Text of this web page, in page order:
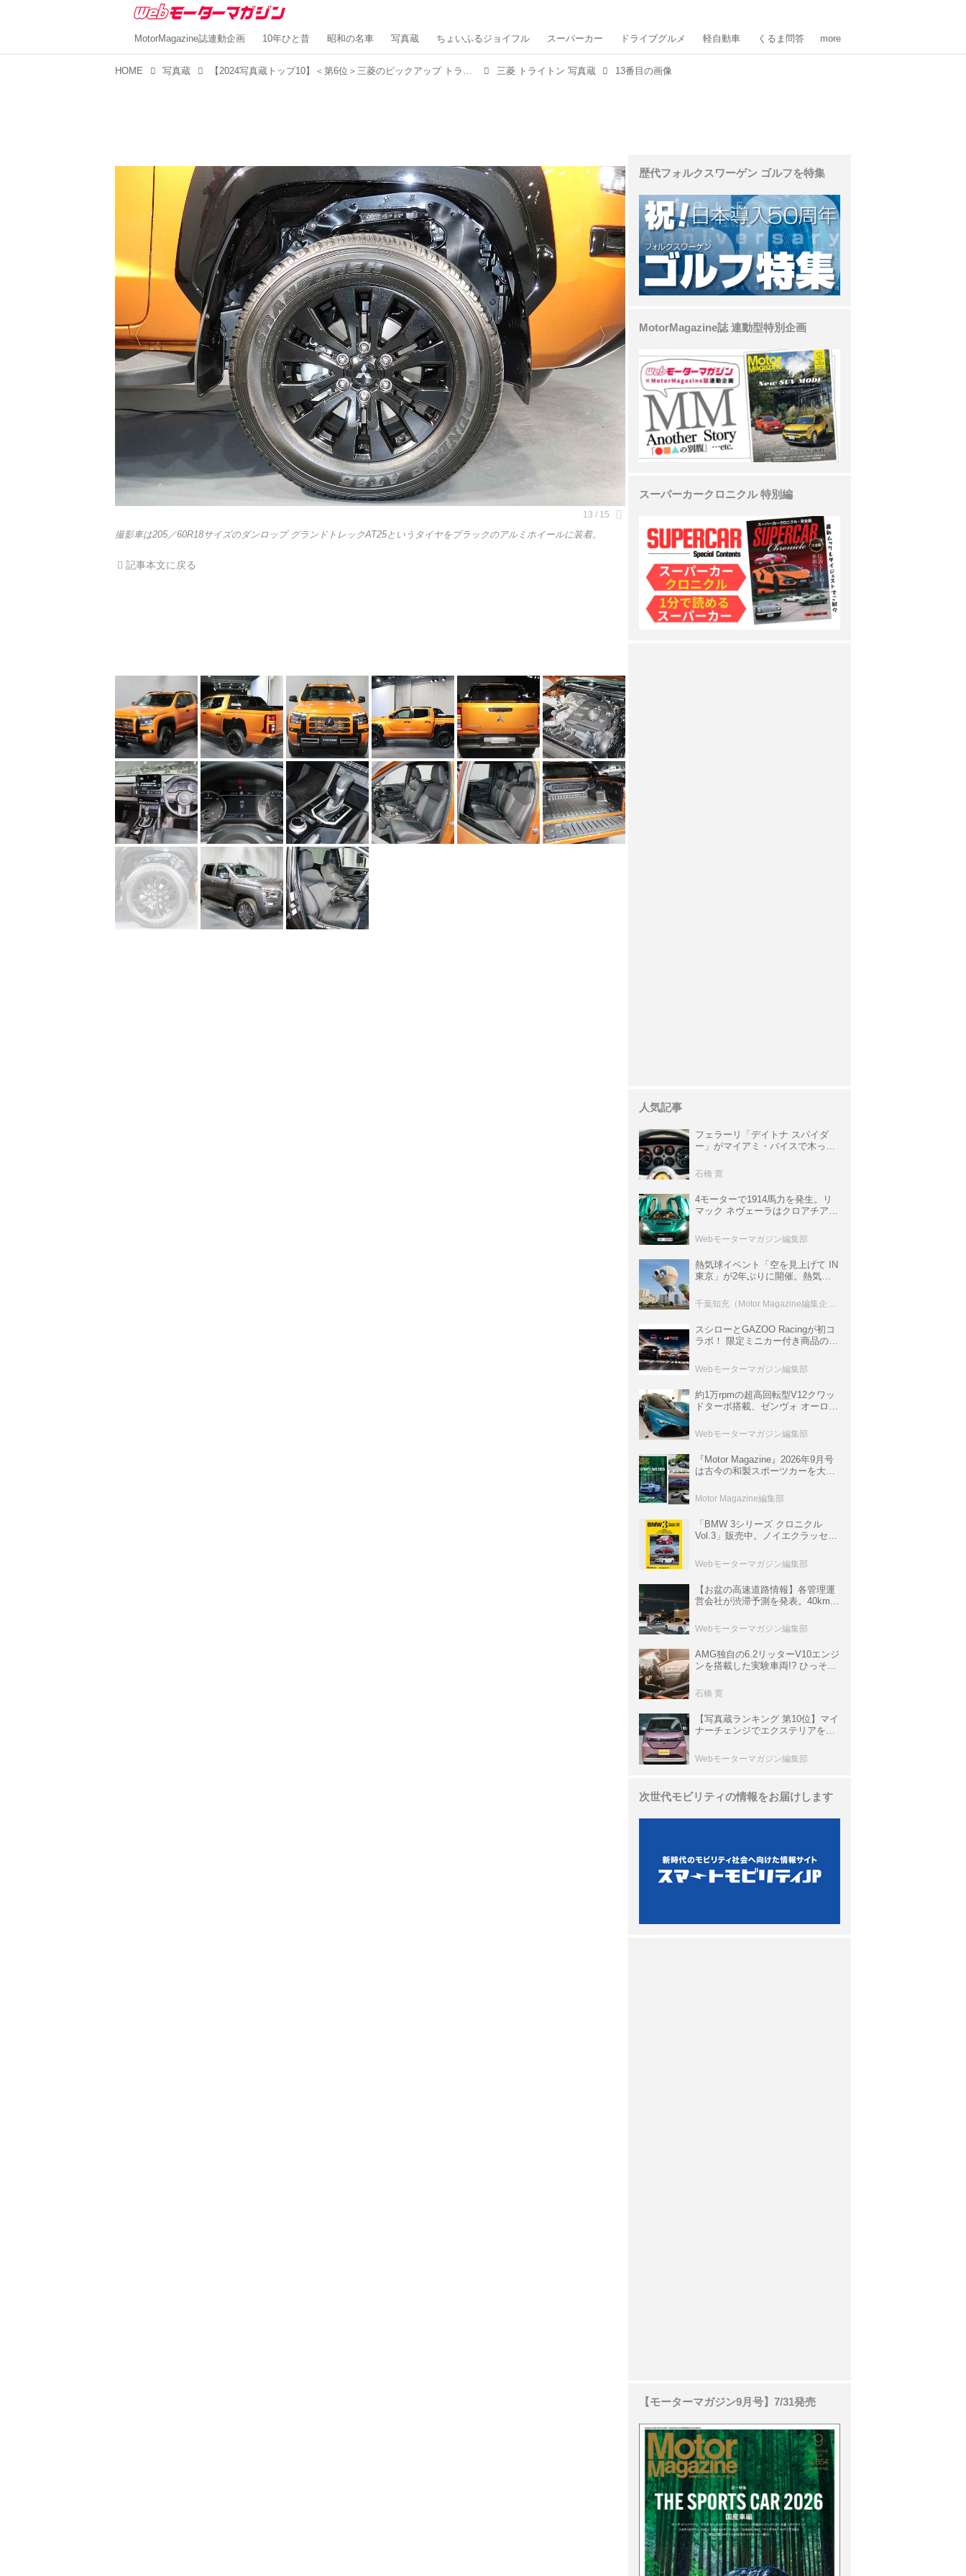
MotorMagazine誌連動企画 10年ひと昔 昭和の名車 写真蔵 ちょいふるジョイフル スーパーカー ドライブグルメ 軽自動車 くるま問答 more
HOME 写真蔵 【2024写真蔵トップ10】＜第6位＞三菱のピックアップ トラック「トライトン」がフルモデルチェンジで日本再上陸！ 三菱 トライトン 写真蔵 13番目の画像
撮影車は205／60R18サイズのダンロップ グランドトレックAT25というタイヤをブラックのアルミホイールに装着。
記事本文に戻る
歴代フォルクスワーゲン ゴルフを特集
MotorMagazine誌 連動型特別企画
スーパーカークロニクル 特別編
人気記事
フェラーリ「デイトナ スパイダ
ー」がマイアミ・バイスで木っ端
サ」に化けた理由
石橋 寛
4モーターで1914馬力を発生。リ
マック ネヴェーラはクロアチア発
ロニクル・完全版／115】
Webモーターマガジン編集部
熱気球イベント「空を見上げて IN
東京」が2年ぶりに開催。熱気球
室などのコンテンツも
千葉知充（Motor Magazine編集企画室）
スシローとGAZOO Racingが初コ
ラボ！ 限定ミニカー付き商品の
ト体験があたる抽選企画などを展
開
Webモーターマガジン編集部
約1万rpmの超高回転型V12クワッ
ドターボ搭載、ゼンヴォ オーロラ
イパーカー【スーパーカークロニ
クル・完全版／116】
Webモーターマガジン編集部
『Motor Magazine』2026年9月号
は古今の和製スポーツカーを大特
情報も満載
Motor Magazine編集部
「BMW 3シリーズ クロニクル
Vol.3」販売中。ノイエクラッセか
ムック
Webモーターマガジン編集部
【お盆の高速道路情報】各管理運
営会社が渋滞予測を発表。40km以
数ある
Webモーターマガジン編集部
AMG独自の6.2リッターV10エンジ
ンを搭載した実験車両!? ひっそり
P900 プロトタイプ」とは
石橋 寛
【写真蔵ランキング 第10位】マイ
ナーチェンジでエクステリアを刷
クラ」
Webモーターマガジン編集部
次世代モビリティの情報をお届けします
【モーターマガジン9月号】7/31発売